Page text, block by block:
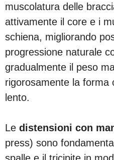
muscolatura delle
attivamente il core e i
schiena, migliorando
progressione naturale
gradualmente il peso
rigorosamente la forma
lento.
Le distensioni con
press) sono